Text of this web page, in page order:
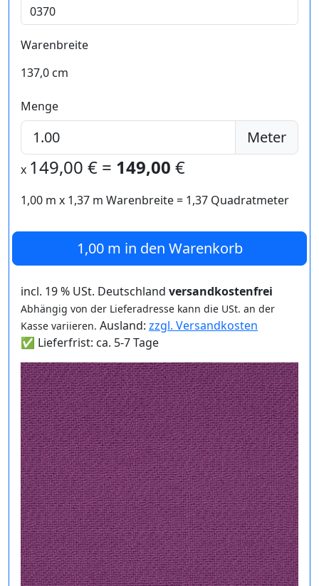
Warenbreite
137,0 cm
Menge
Meter
x 149,00 € = 149,00 €
1,00 m x 1,37 m Warenbreite = 1,37 Quadratmeter
1,00 m in den Warenkorb
incl. 19 % USt. Deutschland versandkostenfrei
Abhängig von der Lieferadresse kann die USt. an der
Kasse variieren. Ausland: zzgl. Versandkosten
✅ Lieferfrist: ca. 5-7 Tage